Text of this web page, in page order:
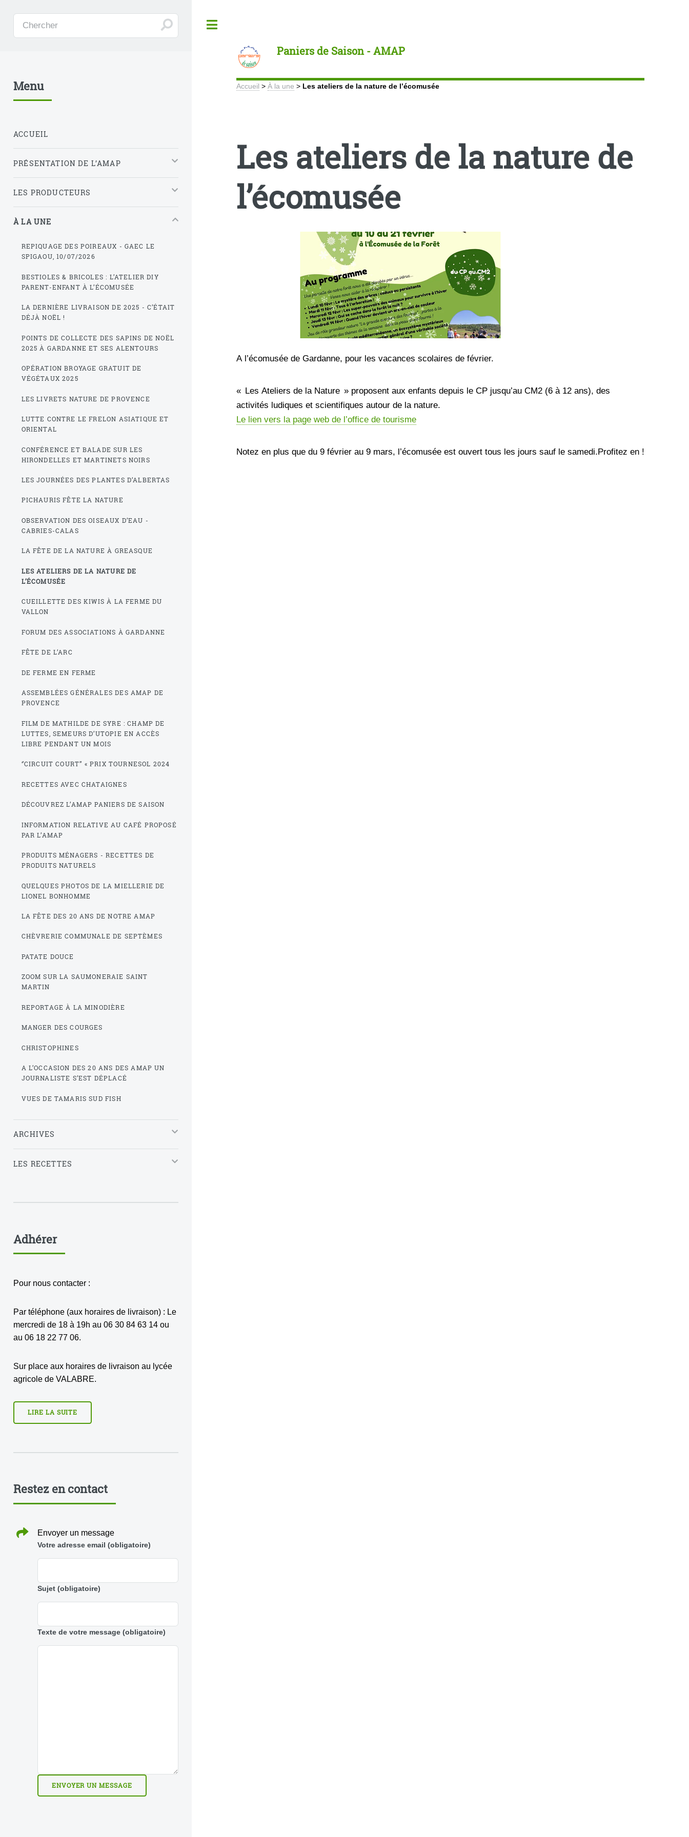
Paniers de Saison - AMAP
Accueil >À la une > Les ateliers de la nature de l’écomusée
Les ateliers de la nature de
l’écomusée
A l’écomusée de Gardanne, pour les vacances scolaires de février.
« Les Ateliers de la Nature » proposent aux enfants depuis le CP jusqu’au CM2 (6 à 12 ans), des
activités ludiques et scientifiques autour de la nature.
Le lien vers la page web de l’office de tourisme
Notez en plus que du 9 février au 9 mars, l’écomusée est ouvert tous les jours sauf le samedi.Profitez en !
Menu
ACCUEIL
PRÉSENTATION DE L’AMAP
LES PRODUCTEURS
À LA UNE
REPIQUAGE DES POIREAUX - GAEC LE
SPIGAOU, 10/07/2026
BESTIOLES & BRICOLES : L’ATELIER DIY
PARENT-ENFANT À L’ÉCOMUSÉE
LA DERNIÈRE LIVRAISON DE 2025 - C’ÉTAIT
DÉJÀ NOËL !
POINTS DE COLLECTE DES SAPINS DE NOËL
2025 À GARDANNE ET SES ALENTOURS
OPÉRATION BROYAGE GRATUIT DE
VÉGÉTAUX 2025
LES LIVRETS NATURE DE PROVENCE
LUTTE CONTRE LE FRELON ASIATIQUE ET
ORIENTAL
CONFÉRENCE ET BALADE SUR LES
HIRONDELLES ET MARTINETS NOIRS
LES JOURNÉES DES PLANTES D’ALBERTAS
PICHAURIS FÊTE LA NATURE
OBSERVATION DES OISEAUX D’EAU -
CABRIES-CALAS
LA FÊTE DE LA NATURE À GREASQUE
LES ATELIERS DE LA NATURE DE
L’ÉCOMUSÉE
CUEILLETTE DES KIWIS À LA FERME DU
VALLON
FORUM DES ASSOCIATIONS À GARDANNE
FÊTE DE L’ARC
DE FERME EN FERME
ASSEMBLÉES GÉNÉRALES DES AMAP DE
PROVENCE
FILM DE MATHILDE DE SYRE : CHAMP DE
LUTTES, SEMEURS D’UTOPIE EN ACCÈS
LIBRE PENDANT UN MOIS
‘’CIRCUIT COURT’’ « PRIX TOURNESOL 2024
RECETTES AVEC CHATAIGNES
DÉCOUVREZ L’AMAP PANIERS DE SAISON
INFORMATION RELATIVE AU CAFÉ PROPOSÉ
PAR L’AMAP
PRODUITS MÉNAGERS - RECETTES DE
PRODUITS NATURELS
QUELQUES PHOTOS DE LA MIELLERIE DE
LIONEL BONHOMME
LA FÊTE DES 20 ANS DE NOTRE AMAP
CHÈVRERIE COMMUNALE DE SEPTÈMES
PATATE DOUCE
ZOOM SUR LA SAUMONERAIE SAINT
MARTIN
REPORTAGE À LA MINODIÈRE
MANGER DES COURGES
CHRISTOPHINES
A L’OCCASION DES 20 ANS DES AMAP UN
JOURNALISTE S’EST DÉPLACÉ
VUES DE TAMARIS SUD FISH
ARCHIVES
LES RECETTES
Adhérer
Pour nous contacter :
Par téléphone (aux horaires de livraison) : Le
mercredi de 18 à 19h au 06 30 84 63 14 ou
au 06 18 22 77 06.
Sur place aux horaires de livraison au lycée
agricole de VALABRE.
LIRE LA SUITE
Restez en contact
Envoyer un message
Votre adresse email (obligatoire)
Sujet (obligatoire)
Texte de votre message (obligatoire)